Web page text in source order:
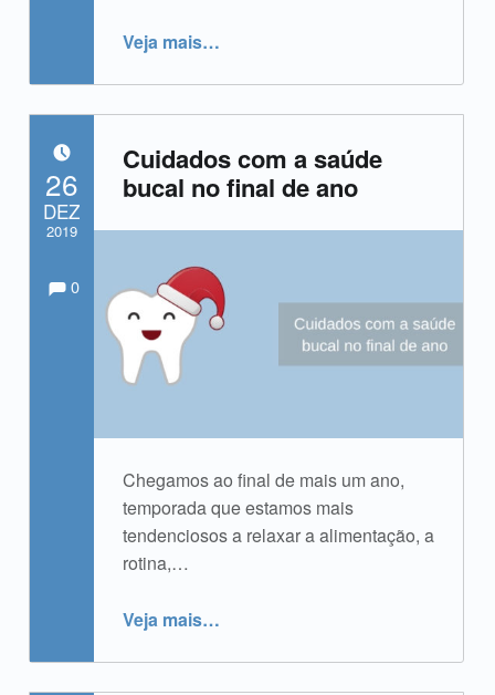
Veja mais…
Cuidados com a saúde
bucal no final de ano
Chegamos ao final de mais um ano,
temporada que estamos mais
tendenciosos a relaxar a alimentação, a
rotina,…
Veja mais“Cuidados com a saúde bucal no final de ano”
…
POSTADO EM:
26
DEZ
2019
Escrito por: Comments:
0